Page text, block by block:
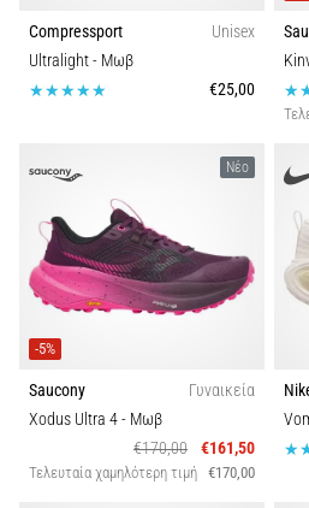
Compressport
Unisex
Ultralight- Μωβ
€25,00
Νέο
-5%
Saucony
Γυναικεία
Xodus Ultra 4- Μωβ
€170,00
€161,50
Τελευταία χαμηλότερη τιμή €170,00